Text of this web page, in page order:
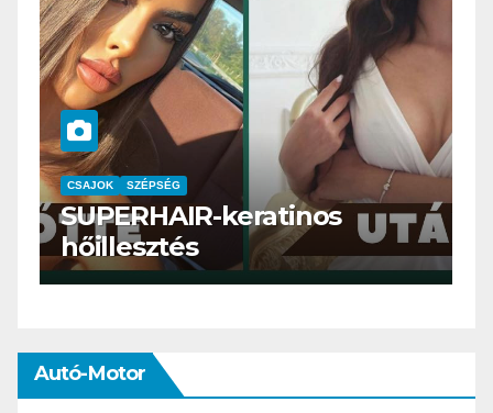
CSAJOK SMINK SZÉPSÉG
Szemöldök laminálás-az
meg mi?
Autó-Motor